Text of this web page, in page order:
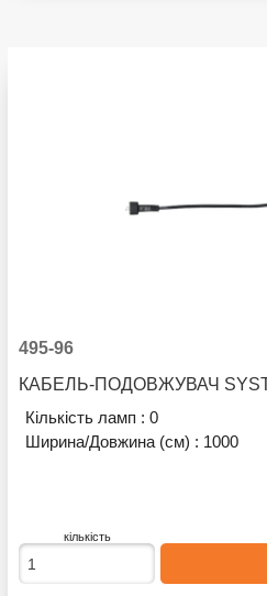
495-96
КАБЕЛЬ-ПОДОВЖУВАЧ
Кількість ламп :0
Ширина/Довжина (см) : 1000
кількість